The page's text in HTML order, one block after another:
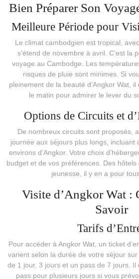
Bien Préparer Son
Meilleure Période pour
Le climat cambodgien est tropical,
s’étend de novembre à avril. C’est la
voyage au Cambodge. Les
risques de pluie sont minimes. Si
pleinement de la beauté d’Angkor Wat, il
le matin pour admirer le lever du
Options de Circuits et
De nombreux circuits sont proposés,
journée aux séjours plus longs, incluant
environs d’Angkor. Votre choix
budget et de vos préférences. Des
jeunesse, il y en a pour
Visite d’Angkor Wat :
Savoir
Tarifs
Pour accéder à Angkor Wat, un ticket
varient selon la durée de votre séjour
de 1 jour, 3 jours et un pass de 7 jours. Il
pass pour plusieurs jours si vous